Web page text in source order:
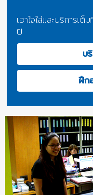
เอาใจใส่และบริการ
ปี
บ
ฝึก